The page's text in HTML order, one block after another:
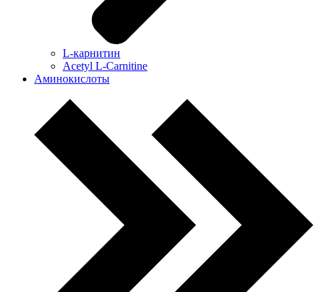
L-карнитин
Acetyl L-Carnitine
Аминокислоты